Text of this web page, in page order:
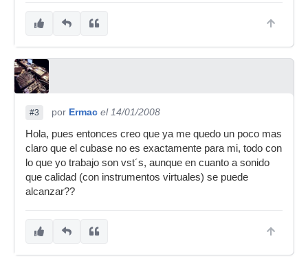
#3 por Ermac el 14/01/2008
Hola, pues entonces creo que ya me quedo un poco mas
claro que el cubase no es exactamente para mi, todo con
lo que yo trabajo son vst´s, aunque en cuanto a sonido
que calidad (con instrumentos virtuales) se puede
alcanzar??